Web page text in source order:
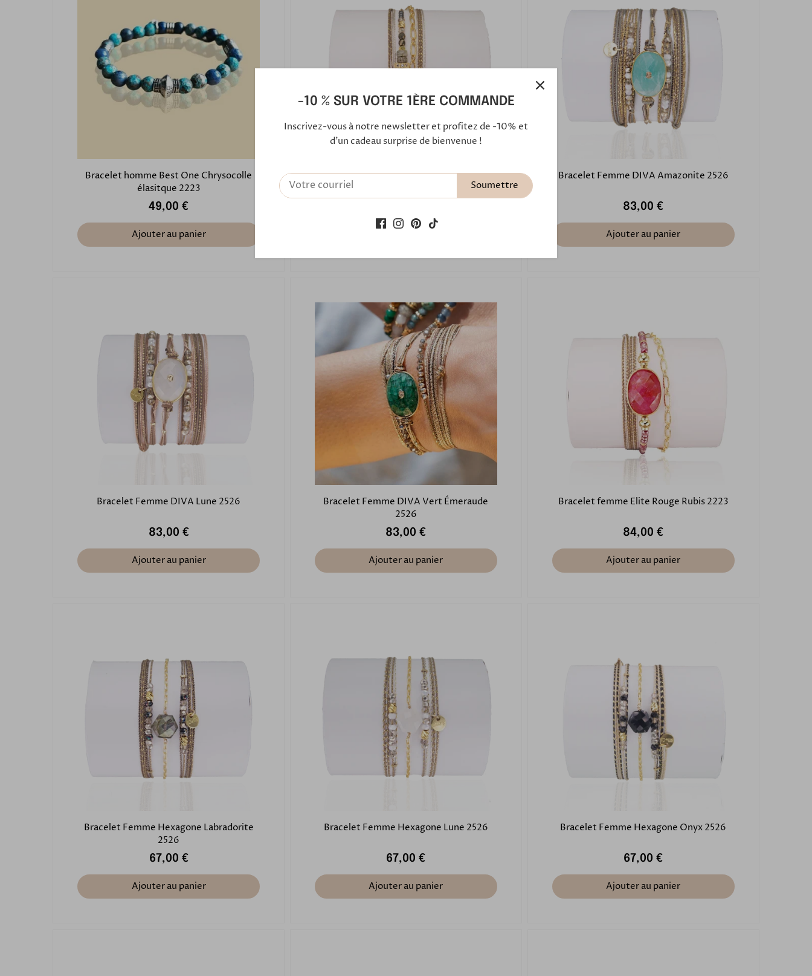
Bracelet homme Best One Chrysocolle
élasitque 2223
49,00 €
Ajouter au panier
Bracelet Femme CALYPSO Labradorite
Bracelet Femme DIVA Amazonite 2526
83,00 €
Ajouter au panier
Bracelet Femme DIVA Lune 2526
83,00 €
Ajouter au panier
Bracelet Femme DIVA Vert Émeraude
2526
83,00 €
Ajouter au panier
Bracelet femme Elite Rouge Rubis 2223
84,00 €
Ajouter au panier
Bracelet Femme Hexagone Labradorite
2526
67,00 €
Ajouter au panier
Bracelet Femme Hexagone Lune 2526
67,00 €
Ajouter au panier
Bracelet Femme Hexagone Onyx 2526
67,00 €
Ajouter au panier
-10 % SUR VOTRE 1ÈRE COMMANDE
Inscrivez-vous à notre newsletter et profitez de -10% et
d'un cadeau surprise de bienvenue !
Soumettre